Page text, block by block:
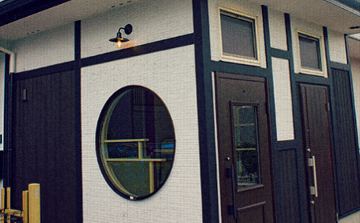
2021年6月
(1)
2021年5月
(1)
2021年4月 (1)
2021年2月(2)
2021年1月(2)
2020年12月(5)
2020年11月(2)
2020年10月(1)